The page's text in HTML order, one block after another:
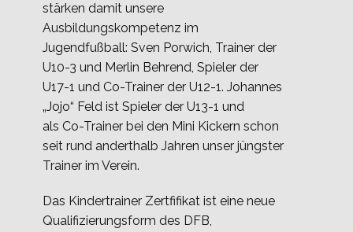
stärken damit unsere
Ausbildungskompetenz im
Jugendfußball: Sven Porwich, Trainer der
U10-3 und Merlin Behrend, Spieler der
U17-1 und Co-Trainer der U12-1. Johannes
„Jojo“ Feld ist Spieler der U13-1 und
als Co-Trainer bei den Mini Kickern schon
seit rund anderthalb Jahren unser jüngster
Trainer im Verein.
Das Kindertrainer Zertfifikat ist eine neue
Qualifizierungsform des DFB,